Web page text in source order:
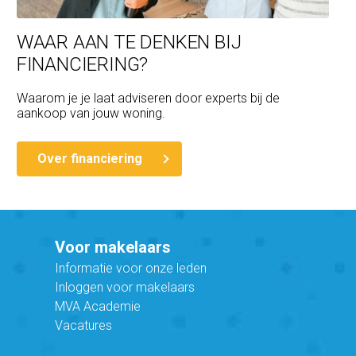
WAAR AAN TE DENKEN BIJ
FINANCIERING?
Waarom je je laat adviseren door experts bij de
aankoop van jouw woning.
Over financiering
Voor makelaars
Informatie voor onze leden
Inloggen voor makelaars
MVA Academie
Vacatures